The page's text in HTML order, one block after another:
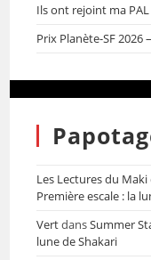
Ils ont rejoint ma PAL
Prix Planète-SF 2026
Les Lectures du Maki
Première escale : la
VertdansSummer
lune de Shakari